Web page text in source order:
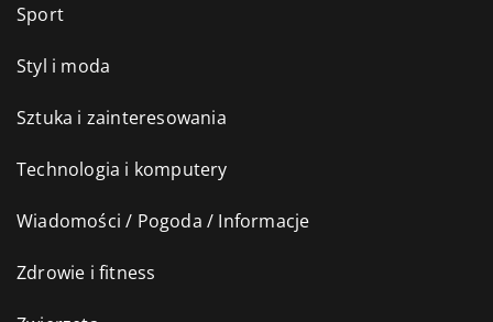
Sport
Styl i moda
Sztuka i zainteresowania
Technologia i komputery
Wiadomości / Pogoda / Informacje
Zdrowie i fitness